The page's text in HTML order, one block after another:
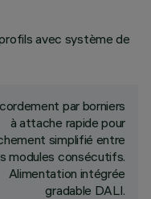
avec système de
par borniers
à attache rapide pour
simplifié entre
modules consécutifs.
Alimentation intégrée
gradable DALI.